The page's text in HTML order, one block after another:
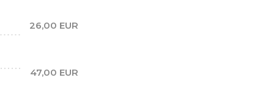
26,00 EUR
47,00 EUR